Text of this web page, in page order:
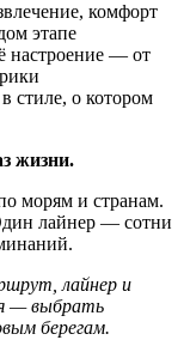
комфорт
этапе
настроение — от
стиле, о котором
жизни.
морям и странам.
лайнер — сотни
лайнер и
— выбрать
берегам.